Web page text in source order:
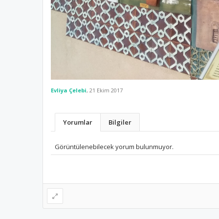
Evliya Çelebi, 21 Ekim 2017
Yorumlar Bilgiler
Görüntülenebilecek yorum bulunmuyor.